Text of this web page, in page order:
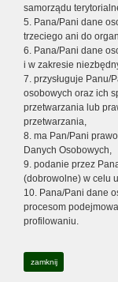
samorządu
5. Pana/Pani dane
trzeciego ani do
6. Pana/Pani dane
i w zakresie
7. przysługuje Panu/
osobowych oraz ich
przetwarzania lub
przetwarzania,
8. ma Pan/Pani
Danych Osobowych,
9. podanie przez
(dobrowolne) w celu
10. Pana/Pani dane
procesom
profilowaniu.
zamknij